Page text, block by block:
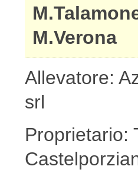
M.Verona
Allevatore:
srl
Proprietario: